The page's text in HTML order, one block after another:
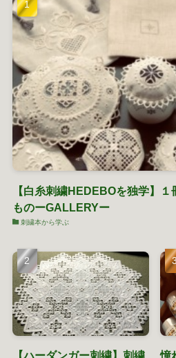
【白糸刺繍HEDEBOを独学】
ものーGALLERYー
刺繍本から学ぶ
【ハーダンガー刺繍】刺繍
憧